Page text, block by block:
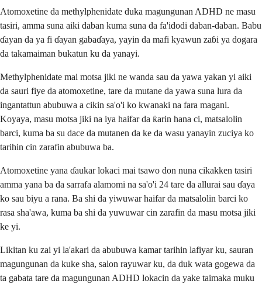
Atomoxetine da methylphenidate duka magungunan ADHD ne masu
tasiri, amma suna aiki daban kuma suna da fa'idodi daban-daban. Babu
ɗayan da ya fi ɗayan gabaɗaya, yayin da mafi kyawun zaɓi ya dogara
da takamaiman bukatun ku da yanayi.
Methylphenidate mai motsa jiki ne wanda sau da yawa yakan yi aiki
da sauri fiye da atomoxetine, tare da mutane da yawa suna lura da
ingantattun abubuwa a cikin sa'o'i ko kwanaki na fara magani.
Koyaya, masu motsa jiki na iya haifar da ƙarin hana ci, matsalolin
barci, kuma ba su dace da mutanen da ke da wasu yanayin zuciya ko
tarihin cin zarafin abubuwa ba.
Atomoxetine yana ɗaukar lokaci mai tsawo don nuna cikakken tasiri
amma yana ba da sarrafa alamomi na sa'o'i 24 tare da allurai sau ɗaya
ko sau biyu a rana. Ba shi da yiwuwar haifar da matsalolin barci ko
rasa sha'awa, kuma ba shi da yuwuwar cin zarafin da masu motsa jiki
ke yi.
Likitan ku zai yi la'akari da abubuwa kamar tarihin lafiyar ku, sauran
magungunan da kuke sha, salon rayuwar ku, da duk wata gogewa da
ta gabata tare da magungunan ADHD lokacin da yake taimaka muku